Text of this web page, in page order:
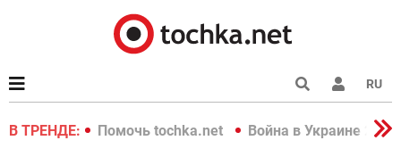
RU
В ТРЕНДЕ:
2022 Помочь tochka.net Война в Украине 2022